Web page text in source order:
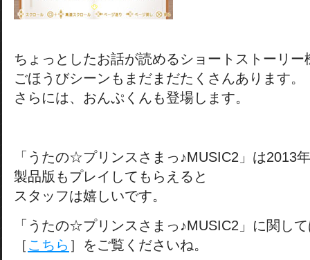
ちょっとしたお話が読めるショートストーリー
ごほうびシーンもまだまだたくさんあります。
さらには、おんぷくんも登場します。
「うたの☆プリンスさまっ♪MUSIC2」は2013
製品版もプレイしてもらえると
スタッフは嬉しいです。
「うたの☆プリンスさまっ♪MUSIC2」に関し
［ こちら ］をご覧くださいね。